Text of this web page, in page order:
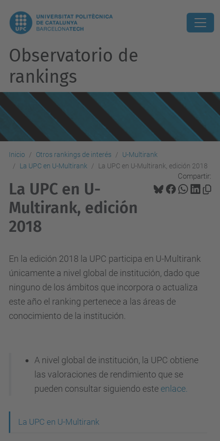
Observatorio de
rankings
Inicio Otros rankings de interés
U-Multirank
La UPC en U-Multirank
La UPC en U-Multirank, edición 2018
Compartir:
La UPC en U-
Multirank, edición
2018
En la edición 2018 la UPC participa en U-Multirank
únicamente a nivel global de institución, dado que
ninguno de los ámbitos que incorpora o actualiza
este año el ranking pertenece a las áreas de
conocimiento de la institución.
A nivel global de institución, la UPC obtiene
las valoraciones de rendimiento que se
pueden consultar siguiendo este enlace.
La UPC en U-Multirank